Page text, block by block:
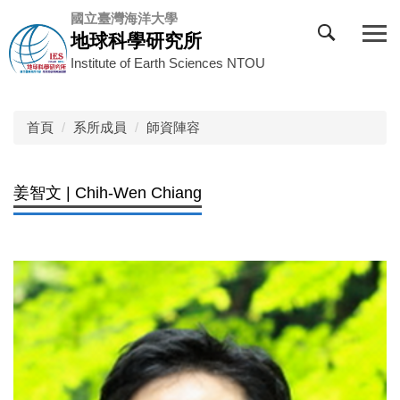
到
主
要
國立臺灣海洋大學
地球科學研究所
Institute of Earth Sciences NTOU
首頁 系所成員 師資陣容
姜智文 | Chih-Wen Chiang